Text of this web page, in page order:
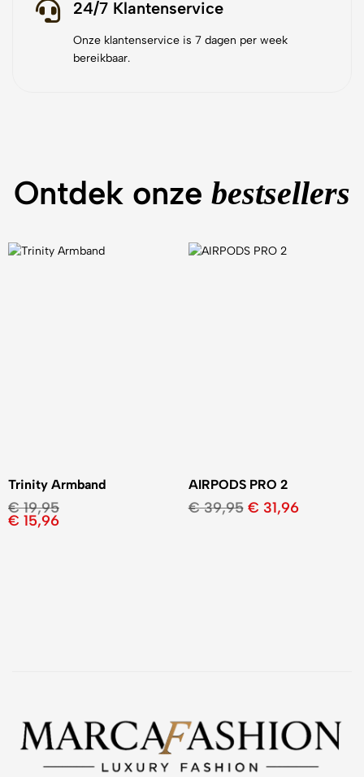
24/7 Klantenservice
Onze klantenservice is 7 dagen per week
bereikbaar.
Ontdek onze bestsellers
Trinity Armband
€19,95
€ 15,96
AIRPODS PRO 2
€39,95 € 31,96